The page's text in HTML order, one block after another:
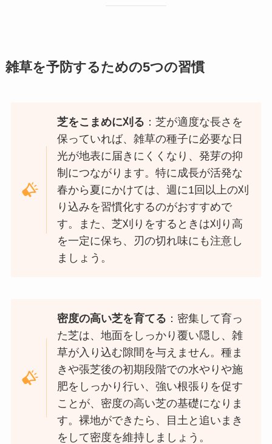
雑草を予防するための5つの習慣
芝をこまめに刈る ：芝が適度な長さを
保っていれば、雑草の種子に必要な日
光が地表に届きにくくなり、発芽の抑
制につながります。特に成長が活発な
春から夏にかけては、週に1回以上の刈
り込みを習慣化するのがおすすめで
す。また、芝刈りをするときは刈り高
を一定に保ち、刃の切れ味にも注意し
ましょう。
密度の高い芝を育てる ：密集して育っ
た芝は、地面をしっかり覆い隠し、雑
草が入り込む隙間を与えません。種ま
きや張芝後の初期段階での水やりや施
肥をしっかり行い、強い根張りを促す
ことが、密度の高い芝の基礎になりま
す。裸地ができたら、目土と追いまき
をして密度を維持しましょう。